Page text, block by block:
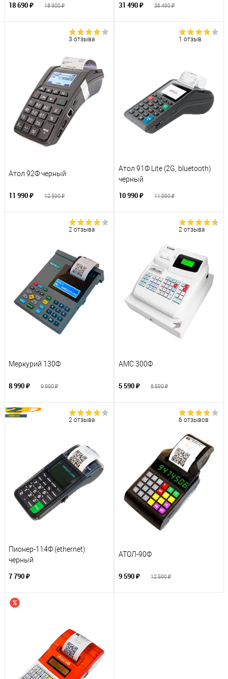
18 690 ₽ 18 900 ₽ 31 490 ₽ 36 490 ₽
3 отзыва
Атол 92Ф черный
11 990 ₽ 12 590 ₽
1 отзыв
Атол 91Ф Lite (2G, bluetooth)
черный
10 990 ₽ 11 990 ₽
2 отзыва
Меркурий 130Ф
8 990 ₽ 9 990 ₽
2 отзыва
АМС 300Ф
5 590 ₽ 6 590 ₽
2 отзыва
Пионер-114Ф (ethernet)
черный
7 790 ₽
6 отзывов
АТОЛ-90Ф
9 590 ₽ 12 590 ₽